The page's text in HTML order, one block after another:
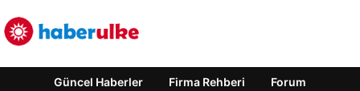
Güncel Haberler Firma Rehberi Forum